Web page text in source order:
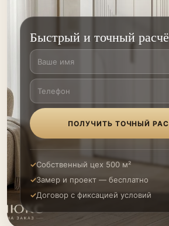
Быстрый и точный
ПОЛУЧИТЬ ТОЧНЫЙ
Собственный цех 500 м²
Замер и проект — бесплатно
Договор с фиксацией условий